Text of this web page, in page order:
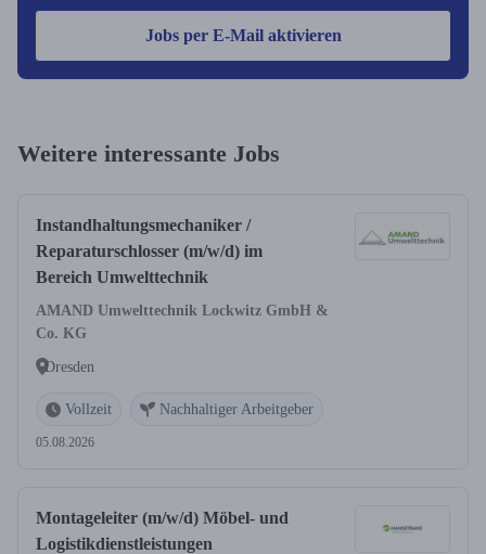
Jobs per E-Mail aktivieren
Weitere interessante Jobs
Instandhaltungsmechaniker /
Reparaturschlosser (m/w/d) im
Bereich Umwelttechnik
AMAND Umwelttechnik Lockwitz GmbH &
Co. KG
Dresden
Vollzeit Nachhaltiger Arbeitgeber
05.08.2026
Montageleiter (m/w/d) Möbel- und
Logistikdienstleistungen